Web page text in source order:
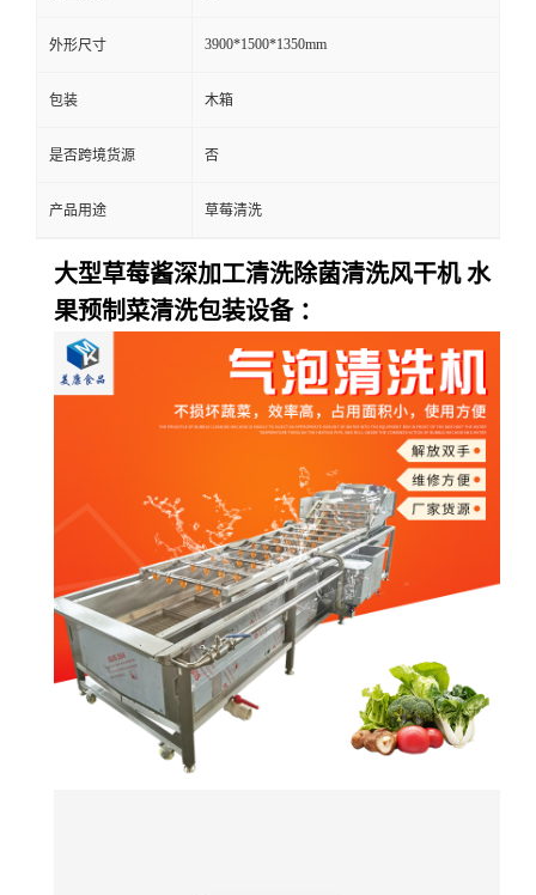
外形尺寸 3900*1500*1350mm
包装 木箱
是否跨境货源 否
产品用途 草莓清洗
大型草莓酱深加工清洗除菌清洗风干机 水
果预制菜清洗包装设备 ：